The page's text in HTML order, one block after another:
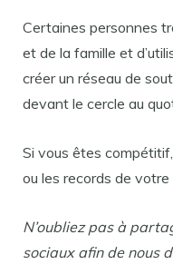
Certaines personnes
et de la famille et
créer un réseau de
devant le cercle au
Si vous êtes
ou les records de votre
N’oubliez pas à
sociaux afin de nous